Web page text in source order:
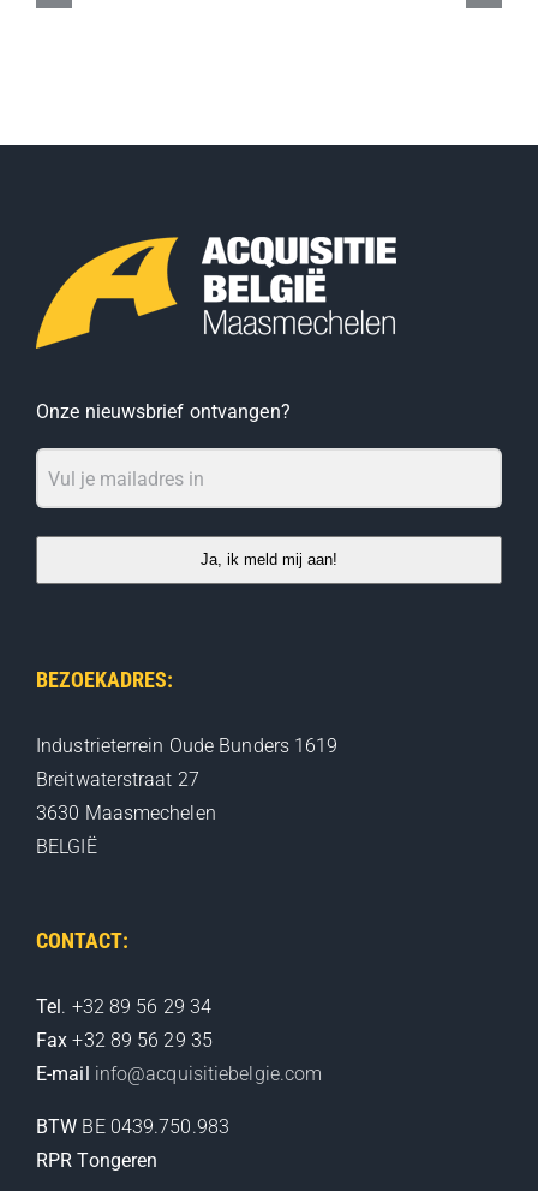
Onze nieuwsbrief ontvangen?
Ja, ik meld mij aan!
BEZOEKADRES:
Industrieterrein Oude Bunders 1619
Breitwaterstraat 27
3630 Maasmechelen
BELGIË
CONTACT:
Tel. +32 89 56 29 34
Fax+32 89 56 29 35
E-mail info@acquisitiebelgie.com
BTW BE 0439.750.983
RPR Tongeren